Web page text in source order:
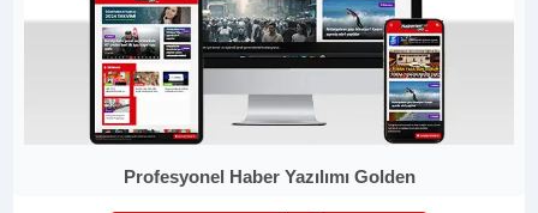
Profesyonel Haber Yazılımı Golden